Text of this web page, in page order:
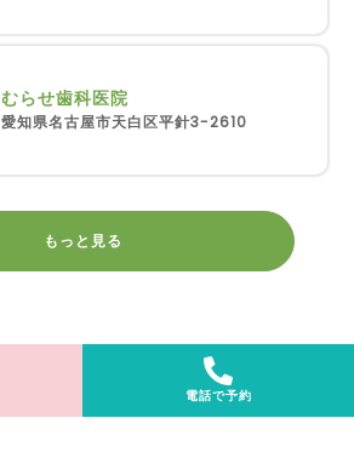
むらせ歯科医院
愛知県名古屋市天白区平針3-2610
もっと見る
電話で予約